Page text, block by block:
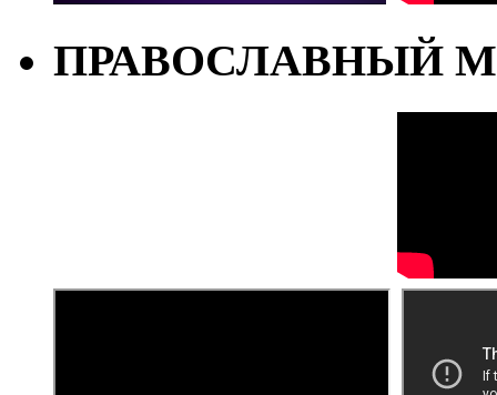
ПРАВОСЛАВНЫЙ